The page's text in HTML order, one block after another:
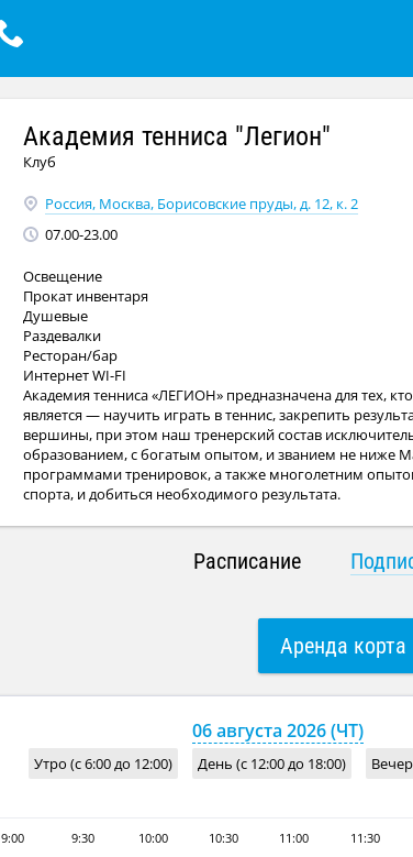
Академия тенниса "Легион"
Клуб
Россия, Москва, Борисовские пруды, д. 12, к. 2
07.00-23.00
Освещение
Прокат инвентаря
Душевые
Раздевалки
Ресторан/бар
Интернет WI-FI
Академия тенниса «ЛЕГИОН» предназначена для тех,
является — научить играть в теннис, закрепить
вершины, при этом наш тренерский состав
образованием, с богатым опытом, и званием не ниже
программами тренировок, а также многолетним
спорта, и добиться необходимого результата.
Расписание
Аренда корта
Групповое
06 августа 2026 (ЧТ)
Утро (с 6:00 до 12:00)
День (с 12:00 до 18:00)
9:00 9:30 10:00 10:30 11:00 11:30